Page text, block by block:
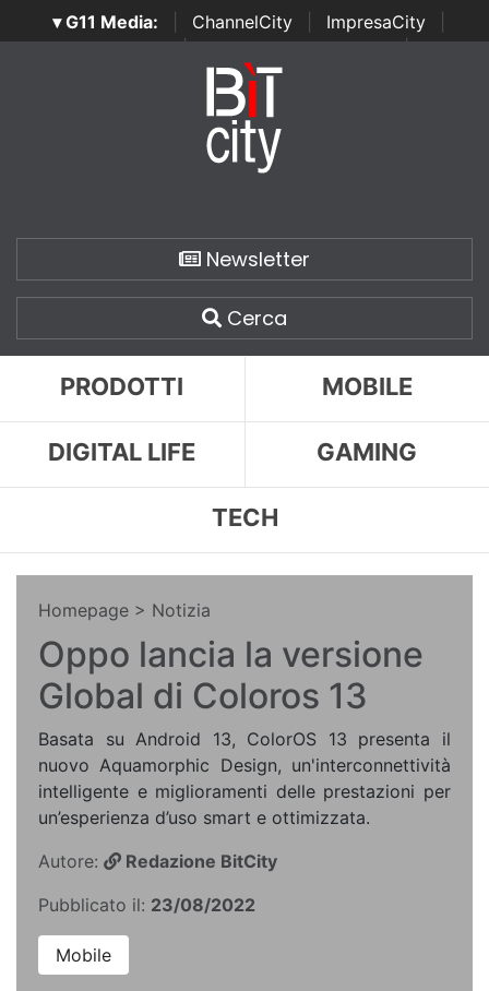
▾ G11 Media: ChannelCity ImpresaCity
SecurityOpenLab | Italian Channel Awards | Italian
Italian Security Awards
Newsletter
Cerca
PRODOTTI MOBILE
DIGITAL LIFE GAMING
TECH
Homepage > Notizia
Oppo lancia la versione
Global di Coloros 13
Basata su Android 13, ColorOS 13 presenta il
nuovo Aquamorphic Design, un'interconnettività
intelligente e miglioramenti delle prestazioni per
un’esperienza d’uso smart e ottimizzata.
Autore:
Redazione BitCity
Pubblicato il: 23/08/2022
Mobile